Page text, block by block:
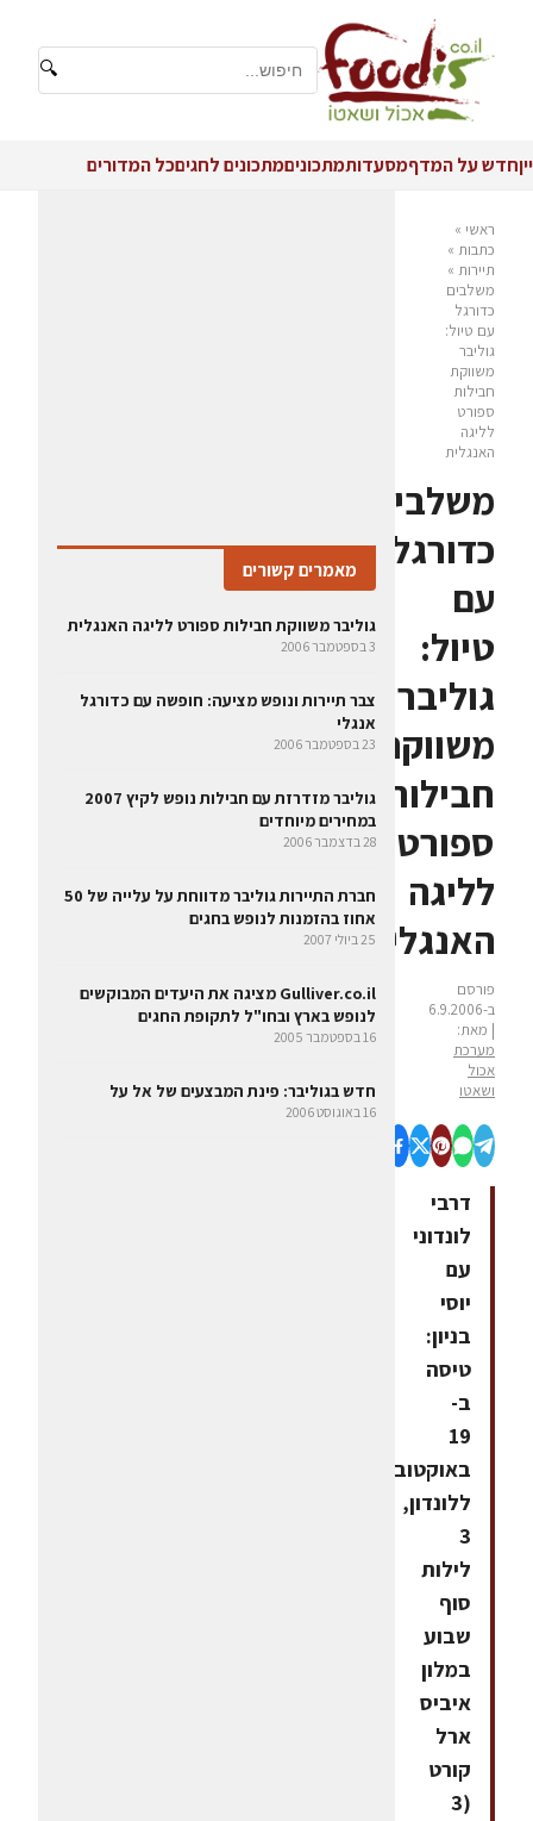
🔍
ייןחדש על המדףמסעדותמתכוניםמתכונים לחגיםכל המדורים
ראשי »
כתבות »
תיירות »
משלבים
כדורגל
עם טיול:
גוליבר
משווקת
חבילות
ספורט
לליגה
האנגלית
משלבים
כדורגל
עם
טיול:
גוליבר
משווקת
חבילות
ספורט
לליגה
האנגלית
פורסם
ב-6.9.2006
| מאת:
מערכת
אכול
ושאטו
דרבי
לונדוני
עם
יוסי
בניון:
טיסה
ב-
19
באוקטובר
ללונדון,
3
לילות
סוף
שבוע
במלון
איביס
ארל
קורט
(3
מאמרים קשורים
גוליבר משווקת חבילות ספורט לליגה האנגלית
3 בספטמבר 2006
צבר תיירות ונופש מציעה: חופשה עם כדורגל
אנגלי
23 בספטמבר 2006
גוליבר מזדרזת עם חבילות נופש לקיץ 2007
במחירים מיוחדים
28 בדצמבר 2006
חברת התיירות גוליבר מדווחת על עלייה של 50
אחוז בהזמנות לנופש בחגים
25 ביולי 2007
Gulliver.co.il מציגה את היעדים המבוקשים
לנופש בארץ ובחו"ל לתקופת החגים
16 בספטמבר 2005
חדש בגוליבר: פינת המבצעים של אל על
16 באוגוסט 2006